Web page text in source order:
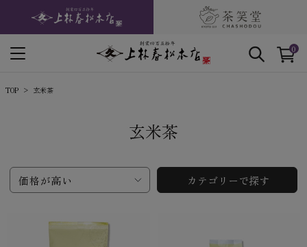
0
TOP 玄米茶
玄米茶
価格が高い カテゴリーで探す